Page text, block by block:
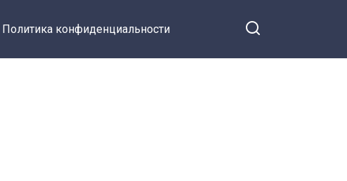
Политика конфиденциальности